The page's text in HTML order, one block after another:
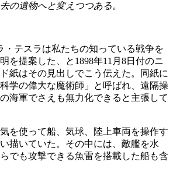
の遺物へと変えつつある。
・テスラは私たちの知っている戦争を
を提案した、と1898年11月8日付のニ
紙はその見出しでこう伝えた。同紙に
学の偉大な魔術師」と呼ばれ、遠隔操
海軍でさえも無力化できると主張して
を使って船、気球、陸上車両を操作す
描いていた。その中には、敵艦を水
でも攻撃できる魚雷を搭載した船も含